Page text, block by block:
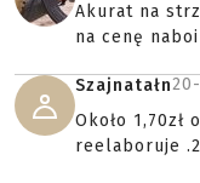
Akurat na
na cenę
Szajnatałn
Około 1,70zł
reelaboruje